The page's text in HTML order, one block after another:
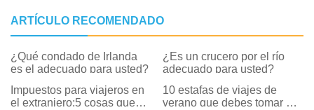
ARTÍCULO RECOMENDADO
¿Qué condado de Irlanda
es el adecuado para usted?
¿Es un crucero por el río
adecuado para usted?
Impuestos para viajeros en
el extranjero:5 cosas que
10 estafas de viajes de
verano que debes tomar en